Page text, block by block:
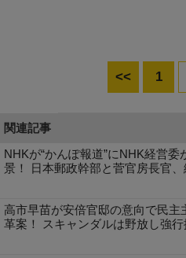
<< 1
関連記事
NHKが“かんぽ報道”にNHK経営
景！ 日本郵政幹部と菅官房長官
高市早苗が安倍官邸の意向で民主
革案！ スキャンダルは野放し強